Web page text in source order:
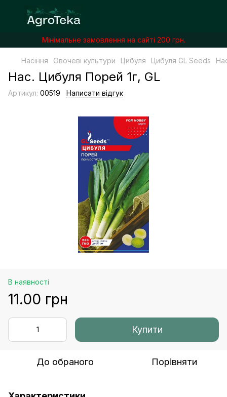
Мінімальне замовлення на сайті 200 грн.
Насіння Овочеві культури Цибуля Цибуля GL Seeds
Нас. Цибуля Порей 1г, GL
Артикул: 00519 Написати відгук
В наявності
11.00 грн
Купити
До обраного Порівняти